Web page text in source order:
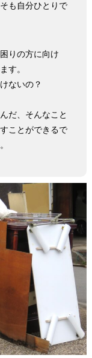
も自分ひとりで
りの方に向け
す。
ないの？
だ、そんなこと
ことができるで